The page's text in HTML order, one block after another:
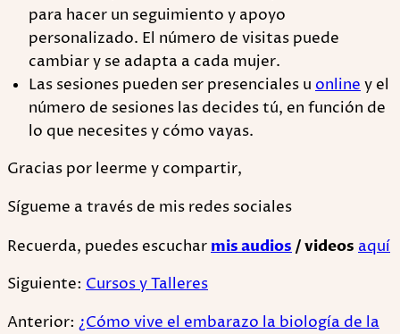
para hacer un seguimiento y apoyo
personalizado. El número de visitas puede
cambiar y se adapta a cada mujer.
Las sesiones pueden ser presenciales u onliney el
número de sesiones las decides tú, en función de
lo que necesites y cómo vayas.
Gracias por leerme y compartir,
Sígueme a través de mis redes sociales
Recuerda, puedes escuchar mis audios / videos aquí
Siguiente: Cursos y Talleres
Anterior: ¿Cómo vive el embarazo la biología de la